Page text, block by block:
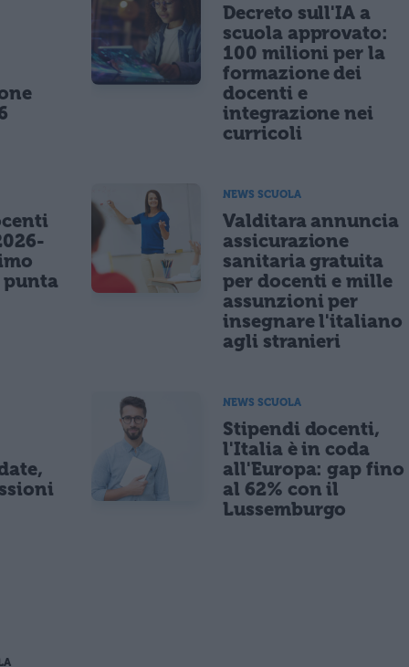
Decreto sull'IA a
scuola approvato:
100 milioni per la
formazione dei
docenti e
integrazione nei
curricoli
punta
NEWS SCUOLA
Valditara annuncia
assicurazione
sanitaria gratuita
per docenti e mille
assunzioni per
insegnare l'italiano
agli stranieri
NEWS SCUOLA
Stipendi docenti,
l'Italia è in coda
all'Europa: gap fino
al 62% con il
Lussemburgo